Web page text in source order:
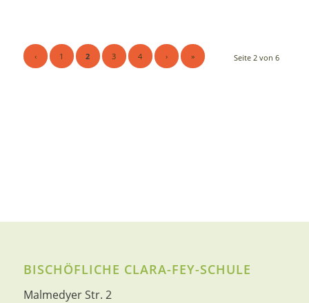
Seite 2 von 6
‹ 1 2 3 4 › »
BISCHÖFLICHE CLARA-FEY-SCHULE
Malmedyer Str. 2